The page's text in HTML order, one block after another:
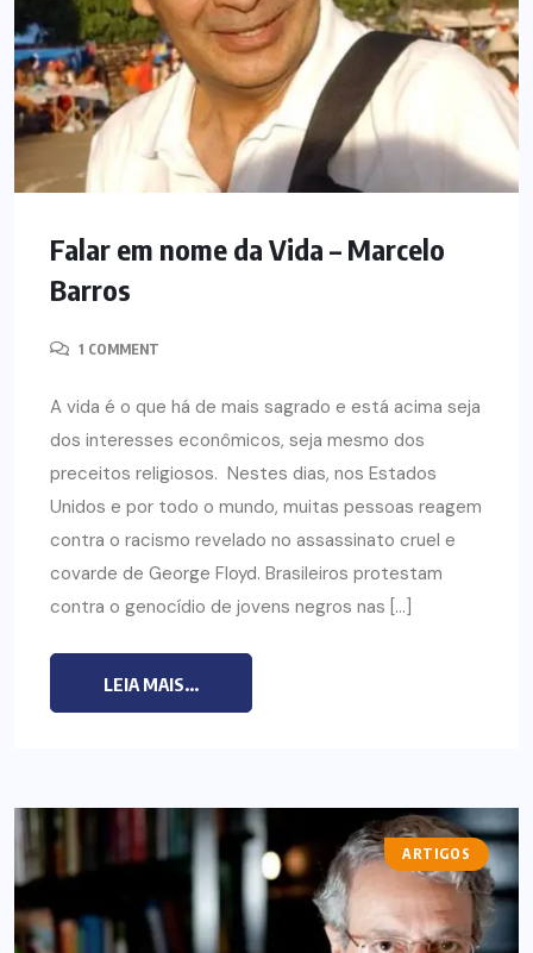
Falar em nome da Vida – Marcelo
Barros
1 COMMENT
A vida é o que há de mais sagrado e está acima seja
dos interesses econômicos, seja mesmo dos
preceitos religiosos. Nestes dias, nos Estados
Unidos e por todo o mundo, muitas pessoas reagem
contra o racismo revelado no assassinato cruel e
covarde de George Floyd. Brasileiros protestam
contra o genocídio de jovens negros nas […]
LEIA MAIS...
ARTIGOS